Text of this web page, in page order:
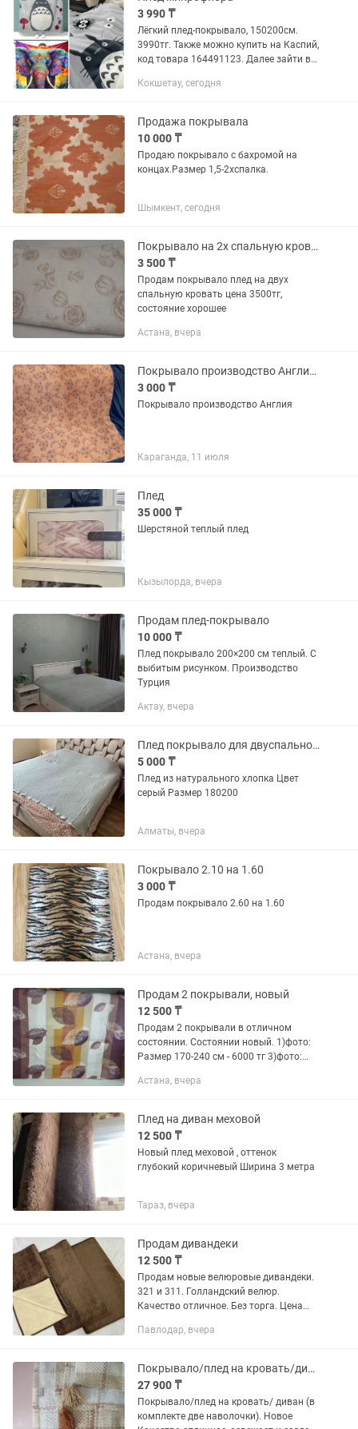
3 990 ₸
Лёгкий плед-покрывало, 150200см.
3990тг. Также можно купить на Каспий,
код товара 164491123. Далее зайти в
Кокшетау, сегодня
Продажа покрывала
10 000 ₸
Продаю покрывало с бахромой на
концах.Размер 1,5-2хспалка.
Шымкент, сегодня
Покрывало на 2х спальную кровать
3 500 ₸
Продам покрывало плед на двух
спальную кровать цена 3500тг,
состояние хорошее
Астана, вчера
Покрывало производство Англия размер 1,20 М на 2 м
3 000 ₸
Покрывало производство Англия
Караганда, 11 июля
Плед
35 000 ₸
Шерстяной теплый плед
Кызылорда, вчера
Продам плед-покрывало
10 000 ₸
Плед покрывало 200×200 см теплый. С
выбитым рисунком. Производство
Турция
Актау, вчера
Плед покрывало для двуспальной кровати
5 000 ₸
Плед из натурального хлопка Цвет
серый Размер 180200
Алматы, вчера
Покрывало 2.10 на 1.60
3 000 ₸
Продам покрывало 2.60 на 1.60
Астана, вчера
Продам 2 покрывали, новый
12 500 ₸
Продам 2 покрывали в отличном
состоянии. Состоянии новый. 1)фото:
Размер 170-240 см - 6000 тг 3)фото:
Астана, вчера
Плед на диван меховой
12 500 ₸
Новый плед меховой , оттенок
глубокий коричневый Ширина 3 метра
Тараз, вчера
Продам дивандеки
12 500 ₸
Продам новые велюровые дивандеки.
321 и 311. Голландский велюр.
Качество отличное. Без торга. Цена
Павлодар, вчера
Покрывало/плед на кровать/диван (в комплекте 2 наволочки). Новое.
27 900 ₸
Покрывало/плед на кровать/ диван (в
комплекте две наволочки). Новое